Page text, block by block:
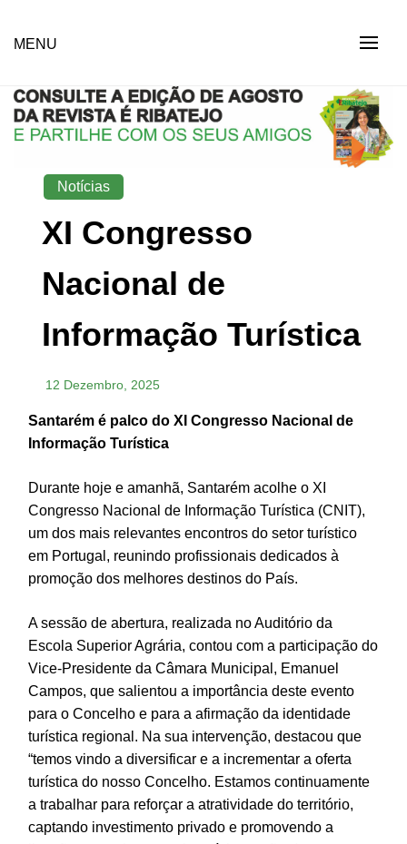
É RIBATEJO – REVISTA
SOCIAL ONLINE
MENU
Notícias
XI Congresso
Nacional de
Informação Turística
12 Dezembro, 2025
Santarém é palco do XI Congresso Nacional de
Informação Turística
Durante hoje e amanhã, Santarém acolhe o XI
Congresso Nacional de Informação Turística (CNIT),
um dos mais relevantes encontros do setor turístico
em Portugal, reunindo profissionais dedicados à
promoção dos melhores destinos do País.
A sessão de abertura, realizada no Auditório da
Escola Superior Agrária, contou com a participação do
Vice-Presidente da Câmara Municipal, Emanuel
Campos, que salientou a importância deste evento
para o Concelho e para a afirmação da identidade
turística regional. Na sua intervenção, destacou que
“temos vindo a diversificar e a incrementar a oferta
turística do nosso Concelho. Estamos continuamente
a trabalhar para reforçar a atratividade do território,
captando investimento privado e promovendo a